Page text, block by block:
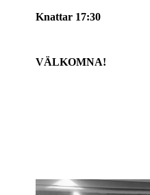
Knattar 17:30
VÄLKOMNA!